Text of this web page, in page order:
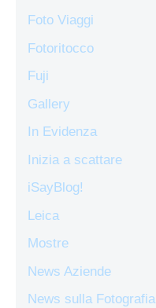
Foto Viaggi
Fotoritocco
Fuji
Gallery
In Evidenza
Inizia a scattare
iSayBlog!
Leica
Mostre
News Aziende
News sulla Fotografia